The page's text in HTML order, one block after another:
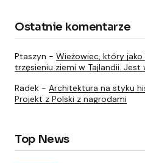
Ostatnie komentarze
Ptaszyn - Wieżowiec, który jako
trzęsieniu ziemi w Tajlandii.
Radek - Architektura na styku
Projekt z Polski z nagrodami
Top News